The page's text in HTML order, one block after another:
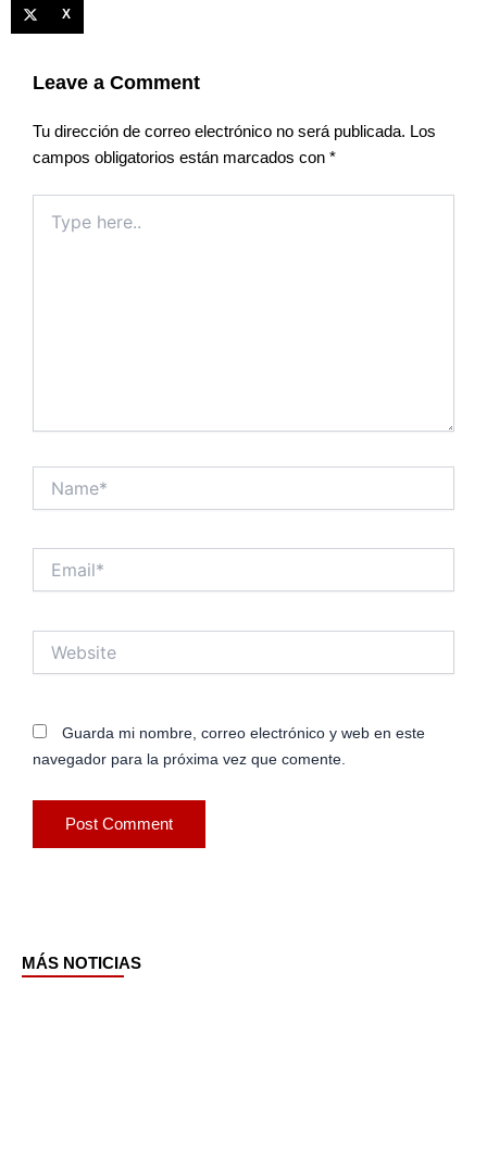
X
Leave a Comment
Tu dirección de correo electrónico no será publicada. Los
campos obligatorios están marcados con *
here..
Guarda mi nombre, correo electrónico y web en este
navegador para la próxima vez que comente.
MÁS NOTICIAS